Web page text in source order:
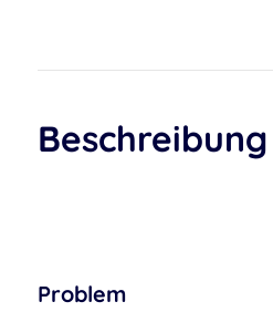
Beschreibung
Problem